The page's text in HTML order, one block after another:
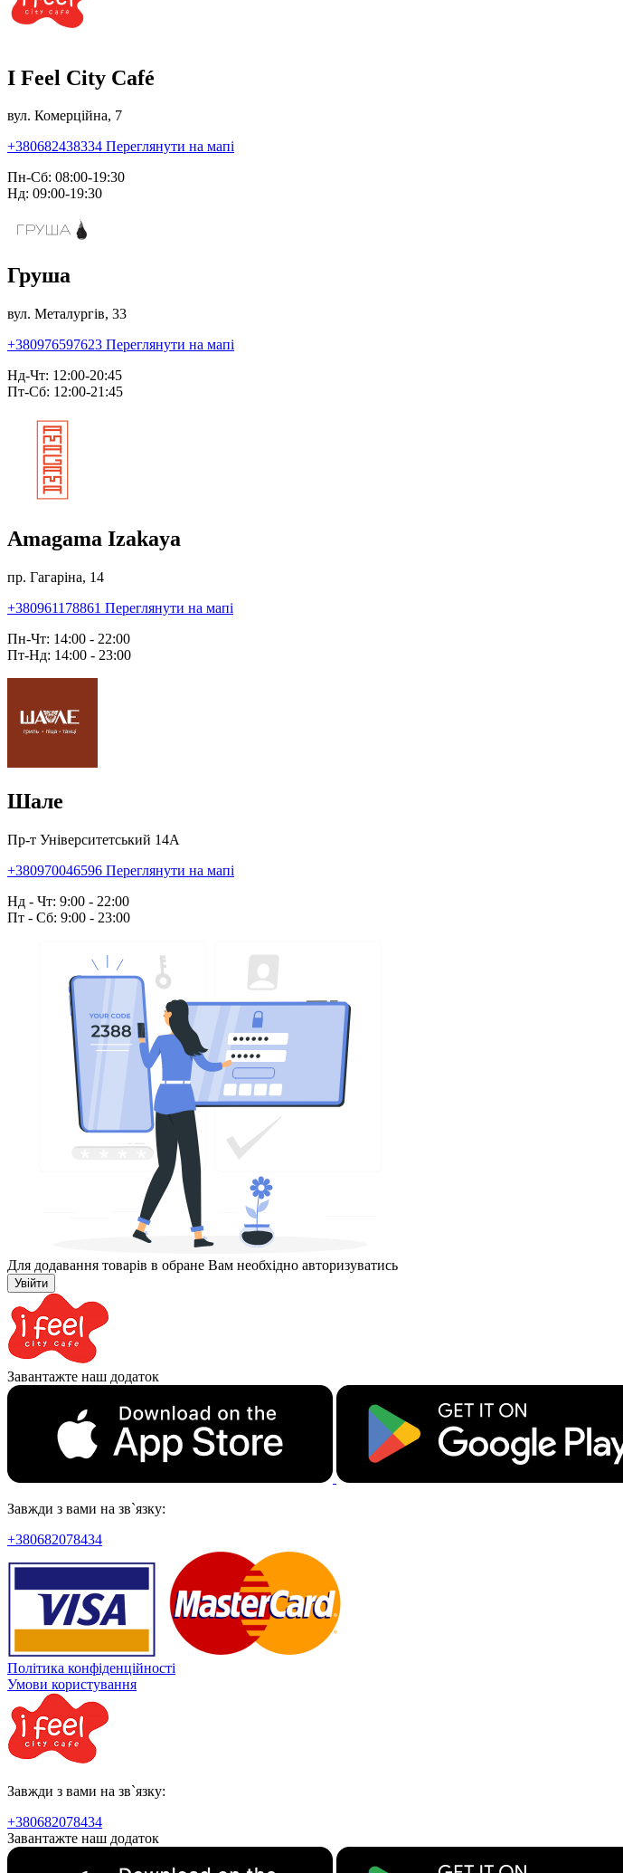
I Feel City Café
вул. Комерційна, 7
+380682438334 Переглянути на мапі
Пн-Сб: 08:00-19:30
Нд: 09:00-19:30
Груша
вул. Металургів, 33
+380976597623 Переглянути на мапі
Нд-Чт: 12:00-20:45
Пт-Сб: 12:00-21:45
Amagama Izakaya
пр. Гагаріна, 14
+380961178861 Переглянути на мапі
Пн-Чт: 14:00 - 22:00
Пт-Нд: 14:00 - 23:00
Шале
Пр-т Університетський 14А
+380970046596 Переглянути на мапі
Нд - Чт: 9:00 - 22:00
Пт - Сб: 9:00 - 23:00
Для додавання товарів в обране Вам необхідно авторизуватись
Увійти
Завантажте наш додаток
Завжди з вами на зв`язку:
+380682078434
Політика конфіденційності
Умови користування
Завжди з вами на зв`язку:
+380682078434
Завантажте наш додаток